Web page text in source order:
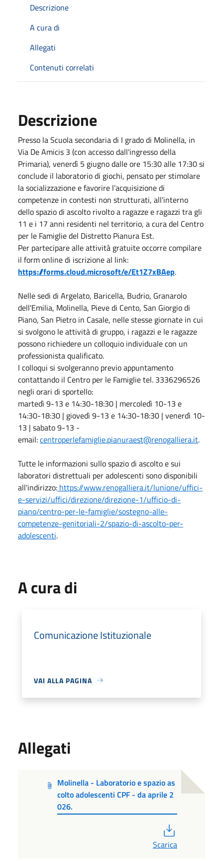
Descrizione
A cura di
Allegati
Contenuti correlati
Descrizione
Presso la Scuola secondaria di I grado di Molinella, in
Via De Amicis 3 (con accesso dall'ingresso della
Primaria), venerdì 5 giugno dalle ore 15:30 alle 17:30 si
conclude il laboratorio di giochi, pensato per stimolare
la socializzazione e favorire l’acquisizione di
competenze in contesti non strutturati, all'interno
dello spazio di ascolto rivolto a ragazze e ragazzi tra gli
11 e i 17 anni residenti nel territorio, a cura del Centro
per le Famiglie del Distretto Pianura Est.
Per partecipare alle attività gratuite occorre compilare
il form online di iscrizione al link:
https://forms.cloud.microsoft/e/Et1Z7xBAep.
Nelle sedi di Argelato, Baricella, Budrio, Granarolo
dell'Emilia, Molinella, Pieve di Cento, San Giorgio di
Piano, San Pietro in Casale, nelle stesse giornate in cui
si svolgono le attività di gruppo, i ragazzi e le ragazze
possono richiedere un colloquio individuale con un
professionista qualificato.
I colloqui si svolgeranno previo appuntamento
contattando il Centro per le Famiglie tel. 3336296526
negli orari di sportello:
martedì 9-13 e 14:30-18:30 | mercoledì 10-13 e
14:30-18:30 | giovedì 9-13 e 14:30-18:30 | venerdì 10-
13 | sabato 9-13 -
email:centroperlefamiglie.pianuraest@renogalliera.it.
Tutte le informazioni sullo spazio di ascolto e sui
laboratori distrettuali per adolescenti sono disponibili
all'indirizzo: https://www.renogalliera.it/lunione/uffici-
e-servizi/uffici/direzione/direzione-1/ufficio-di-
piano/centro-per-le-famiglie/sostegno-alle-
competenze-genitoriali-2/spazio-di-ascolto-per-
adolescenti.
A cura di
Comunicazione Istituzionale
VAI ALLA PAGINA
Allegati
Molinella - Laboratorio e spazio as
colto adolescenti CPF - da aprile 2
026.
Scarica